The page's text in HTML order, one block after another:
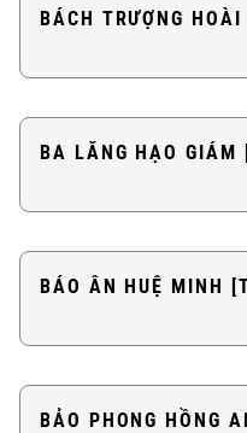
BÁCH TRƯỢNG
BA LĂNG HẠO GIÁM
BÁO ÂN HUỆ MINH
BẢO PHONG HỒNG